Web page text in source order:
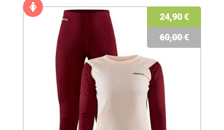
24,90 €
60,00 €